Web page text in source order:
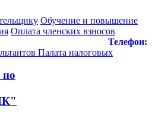
Обучение и повышение
Оплата членских взносов
Телефон:
Палата налоговых
по